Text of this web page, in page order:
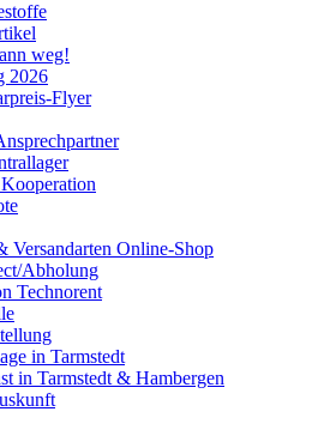
weg!
2026
Flyer
Versandarten Online-Shop
Abholung
Technorent
in Tarmstedt
in Tarmstedt & Hambergen